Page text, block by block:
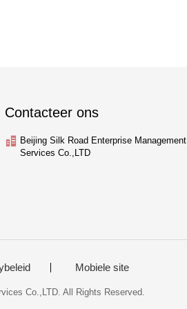
Contacteer ons
Beijing Silk Road Enterprise Management
Services Co.,LTD
Mobiele site
Co.,LTD. All Rights Reserved.